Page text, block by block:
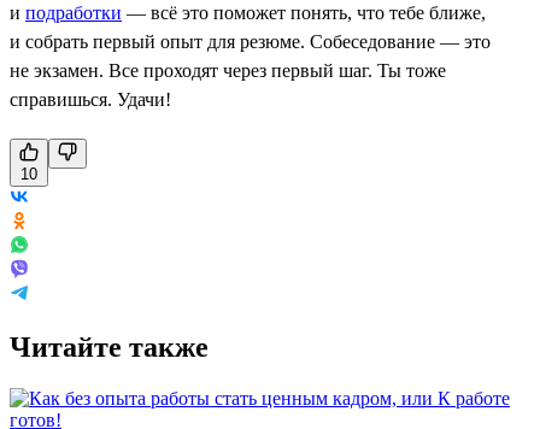
и подработки — всё это поможет понять, что тебе ближе,
и собрать первый опыт для резюме. Собеседование — это
не экзамен. Все проходят через первый шаг. Ты тоже
справишься. Удачи!
10
Читайте также